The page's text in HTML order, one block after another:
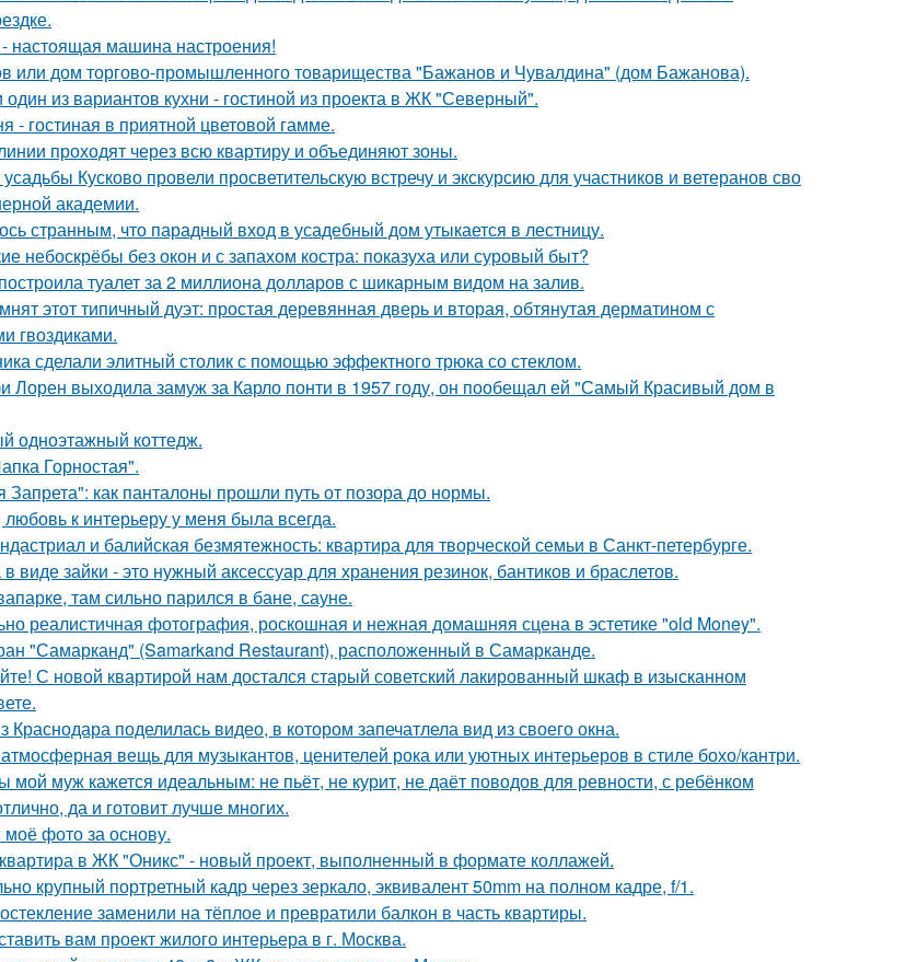
настоящая машина настроения!
или дом торгово-промышленного товарищества "Бажанов и Чувалдина" (дом Бажанова).
из вариантов кухни - гостиной из проекта в ЖК "Северный".
- гостиная в приятной цветовой гамме.
проходят через всю квартиру и объединяют зоны.
Кусково провели просветительскую встречу и экскурсию для участников и ветеранов сво
академии.
странным, что парадный вход в усадебный дом утыкается в лестницу.
небоскрёбы без окон и с запахом костра: показуха или суровый быт?
туалет за 2 миллиона долларов с шикарным видом на залив.
этот типичный дуэт: простая деревянная дверь и вторая, обтянутая дерматином с
гвоздиками.
сделали элитный столик с помощью эффектного трюка со стеклом.
Лорен выходила замуж за Карло понти в 1957 году, он пообещал ей "Самый Красивый дом в
одноэтажный коттедж.
Горностая".
как панталоны прошли путь от позора до нормы.
к интерьеру у меня была всегда.
и балийская безмятежность: квартира для творческой семьи в Санкт-петербурге.
виде зайки - это нужный аксессуар для хранения резинок, бантиков и браслетов.
там сильно парился в бане, сауне.
реалистичная фотография, роскошная и нежная домашняя сцена в эстетике "old Money".
"Самарканд" (Samarkand Restaurant), расположенный в Самарканде.
С новой квартирой нам достался старый советский лакированный шкаф в изысканном
Краснодара поделилась видео, в котором запечатлела вид из своего окна.
вещь для музыкантов, ценителей рока или уютных интерьеров в стиле бохо/кантри.
мой муж кажется идеальным: не пьёт, не курит, не даёт поводов для ревности, с ребёнком
да и готовит лучше многих.
моё фото за основу.
в ЖК "Оникс" - новый проект, выполненный в формате коллажей.
крупный портретный кадр через зеркало, эквивалент 50mm на полном кадре, f/1.
заменили на тёплое и превратили балкон в часть квартиры.
вам проект жилого интерьера в г. Москва.